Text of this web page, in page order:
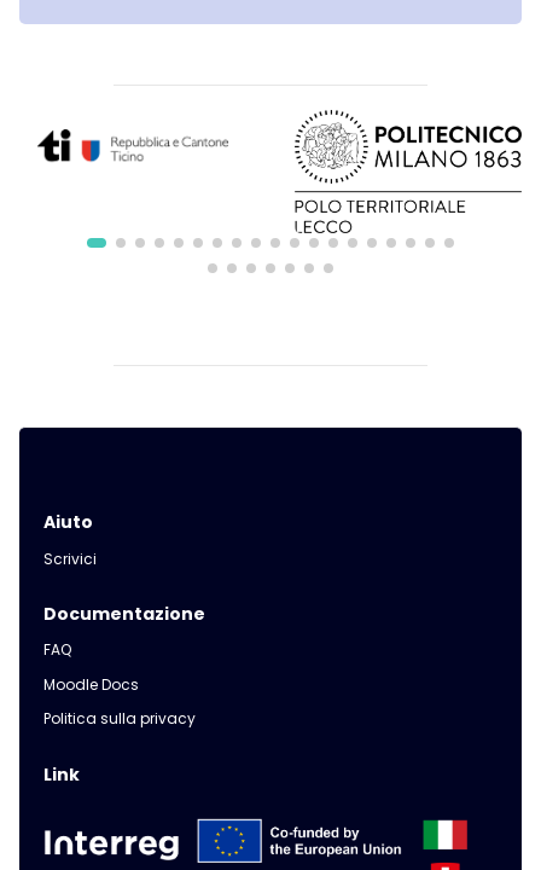
Aiuto
Scrivici
Documentazione
FAQ
Moodle Docs
Politica sulla privacy
Link